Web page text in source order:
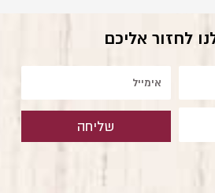
לחזור אליכם
שליחה